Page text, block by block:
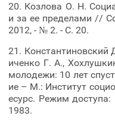
20. Козлова О. Н.
и за ее пределами //
2012, - № 2. - С. 20.
21. Константиновский
иченко Г. А.,
молодежи: 10 лет
ие – М.: Институт
есурс. Режим
1983.